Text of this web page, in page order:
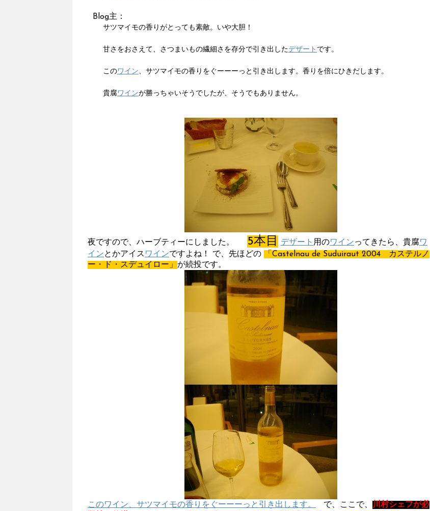
Blog主：
サツマイモの香りがとっても素敵。いや大胆！
甘さをおさえて、さつまいもの繊細さを存分で引き出したデザート です。
このワイン、サツマイモの香りをぐーーーっと引き出します。香りを倍にひきだします。
貴腐ワインが勝っちゃいそうでしたが、そうでもありません。
夜ですので、ハーブティーにしました。 5本目 デザート 用のワインってきたら、貴腐ワ
インとかアイス ワインですよね！ で、先ほどの
「Castelnau de Suduiraut 2004 カステルノ
ー・ド・スデュイロー」 が続投です。
このワイン、サツマイモの香りをぐーーーっと引き出します。 で、ここで、
川村シェフが必